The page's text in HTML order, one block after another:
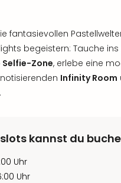
fantasievollen
begeistern: Tauche
Zone, erlebe eine
Infinity Room
kannst du
Uhr
Uhr